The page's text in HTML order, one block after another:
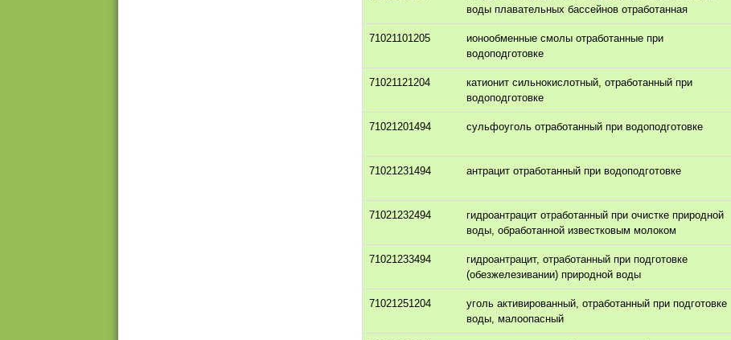
воды плавательных бассейнов отработанная
71021101205
ионообменные смолы отработанные при
водоподготовке
71021121204
катионит сильнокислотный, отработанный при
водоподготовке
71021201494 сульфоуголь отработанный при водоподготовке
71021231494 антрацит отработанный при водоподготовке
71021232494
гидроантрацит отработанный при очистке природной
воды, обработанной известковым молоком
71021233494
гидроантрацит, отработанный при подготовке
(обезжелезивании) природной воды
71021251204
уголь активированный, отработанный при подготовке
воды, малоопасный